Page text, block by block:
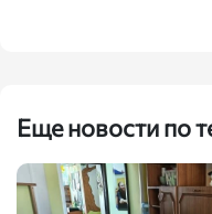
Еще новости по